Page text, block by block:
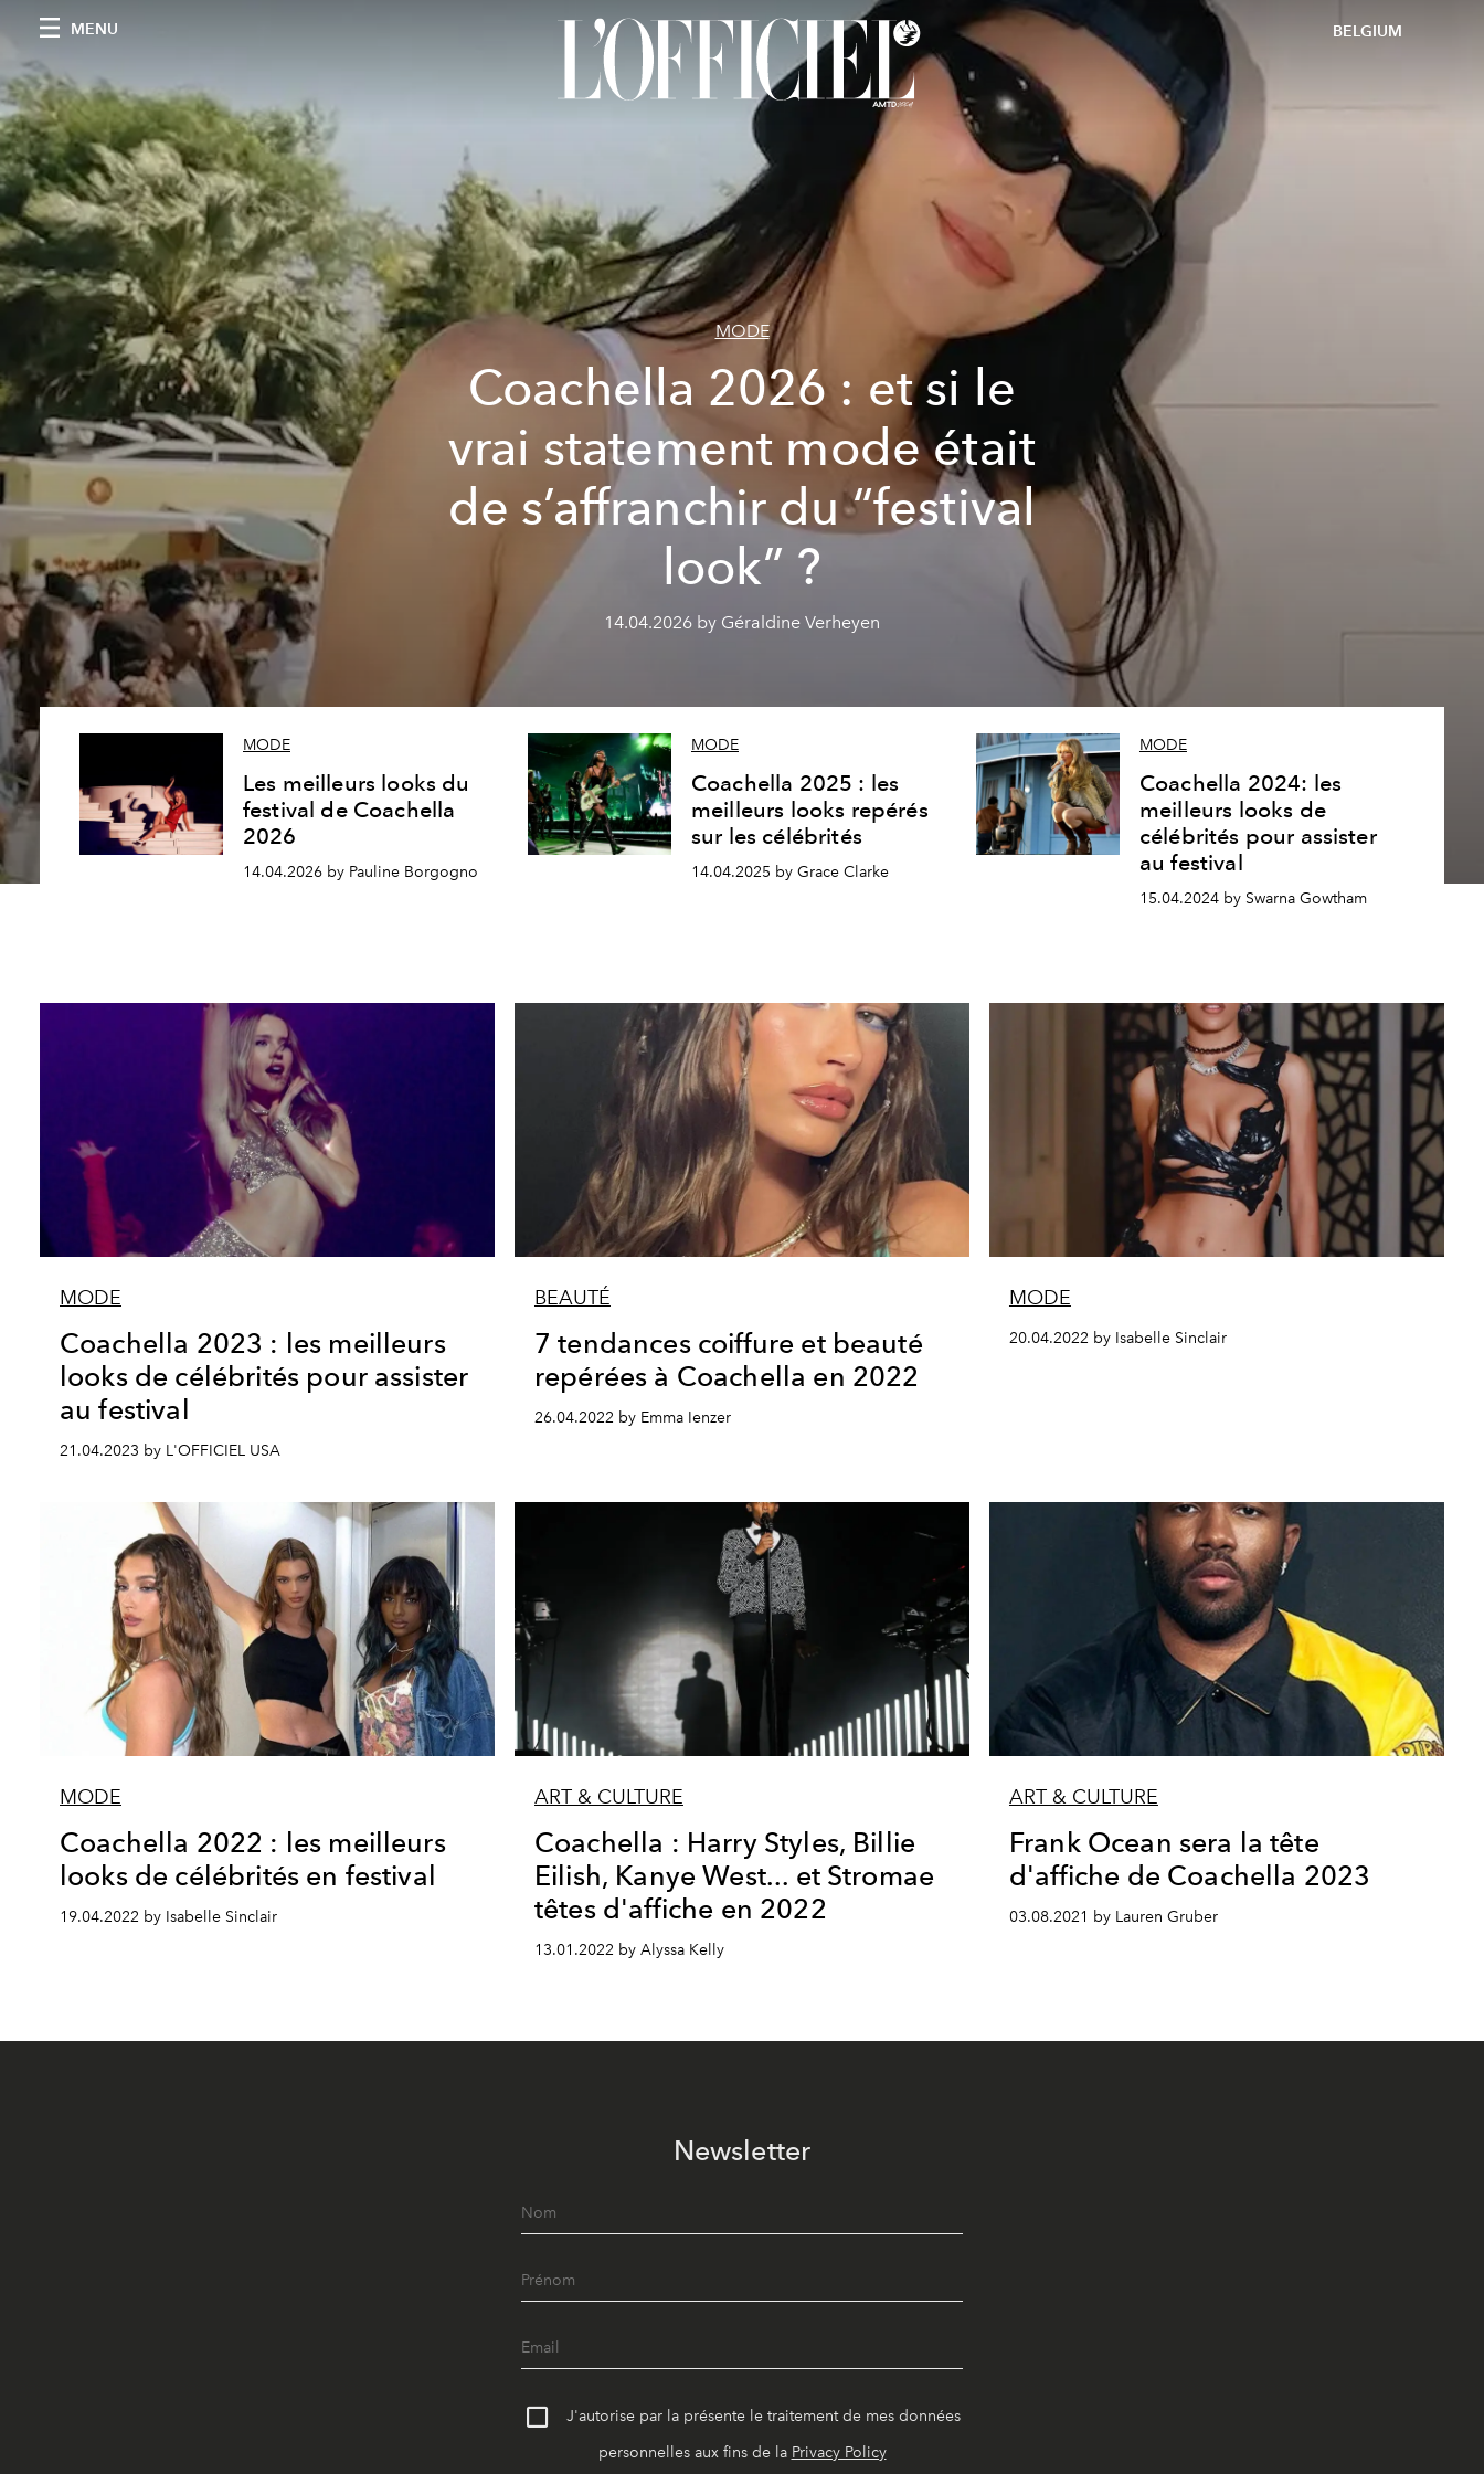
MENU BELGIUM
MODE
Coachella 2026 : et si le
vrai statement mode était
de s’affranchir du “festival
look” ?
14.04.2026 by Géraldine Verheyen
MODE
Les meilleurs looks du
festival de Coachella
2026
14.04.2026 by Pauline Borgogno
MODE
Coachella 2025 : les
meilleurs looks repérés
sur les célébrités
14.04.2025 by Grace Clarke
MODE
Coachella 2024: les
meilleurs looks de
célébrités pour assister
au festival
15.04.2024 by Swarna Gowtham
MODE
Coachella 2023 : les meilleurs
looks de célébrités pour assister
au festival
21.04.2023 by L'OFFICIEL USA
BEAUTÉ
7 tendances coiffure et beauté
repérées à Coachella en 2022
26.04.2022 by Emma Ienzer
MODE
20.04.2022 by Isabelle Sinclair
MODE
Coachella 2022 : les meilleurs
looks de célébrités en festival
19.04.2022 by Isabelle Sinclair
ART & CULTURE
Coachella : Harry Styles, Billie
Eilish, Kanye West... et Stromae
têtes d'affiche en 2022
13.01.2022 by Alyssa Kelly
ART & CULTURE
Frank Ocean sera la tête
d'affiche de Coachella 2023
03.08.2021 by Lauren Gruber
Newsletter
J'autorise par la présente le traitement de mes données
personnelles aux fins de la Privacy Policy